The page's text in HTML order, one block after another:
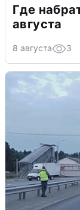
Где
августа
8 августа 3